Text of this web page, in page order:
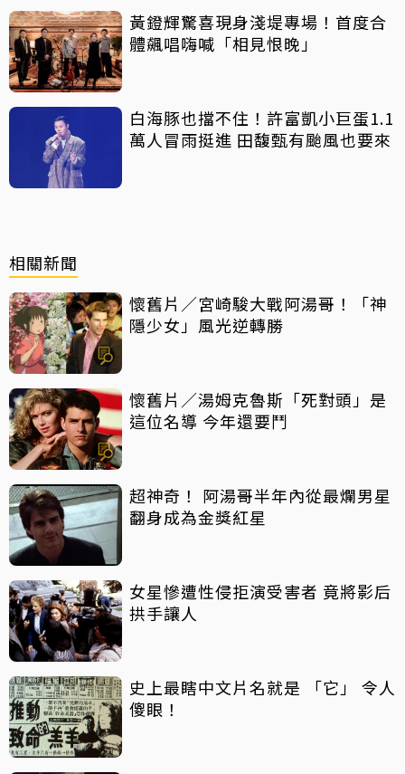
黃鐙輝驚喜現身淺堤專場！首度合
體飆唱嗨喊「相見恨晚」
白海豚也擋不住！許富凱小巨蛋1.1
萬人冒雨挺進 田馥甄有颱風也要來
相關新聞
懷舊片／宮崎駿大戰阿湯哥！「神
隱少女」風光逆轉勝
懷舊片／湯姆克魯斯「死對頭」是
這位名導 今年還要鬥
超神奇！ 阿湯哥半年內從最爛男星
翻身成為金獎紅星
女星慘遭性侵拒演受害者 竟將影后
拱手讓人
史上最瞎中文片名就是 「它」 令人
傻眼！